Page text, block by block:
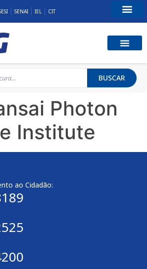
SENAI IEL CIT
BUSCAR
Photon
Institute
ao Cidadão: